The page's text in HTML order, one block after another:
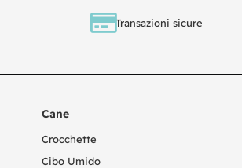
Transazioni sicure
Cane
Crocchette
Cibo Umido